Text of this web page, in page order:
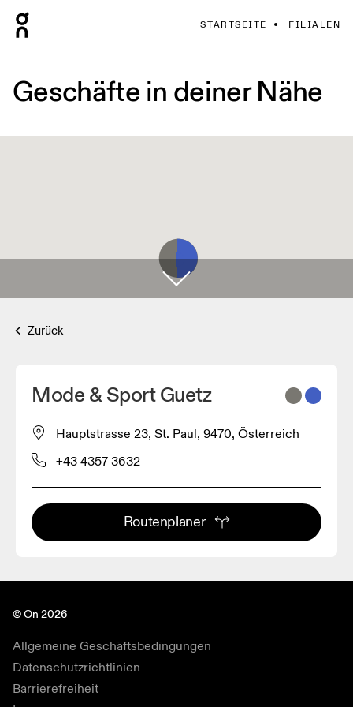
STARTSEITE FILIALEN
Geschäfte in deiner Nähe
Zurück
Mode & Sport Guetz
Hauptstrasse 23, St. Paul, 9470, Österreich
+43 4357 3632
Routenplaner
© On 2026
Allgemeine Geschäftsbedingungen
Datenschutzrichtlinien
Barrierefreiheit